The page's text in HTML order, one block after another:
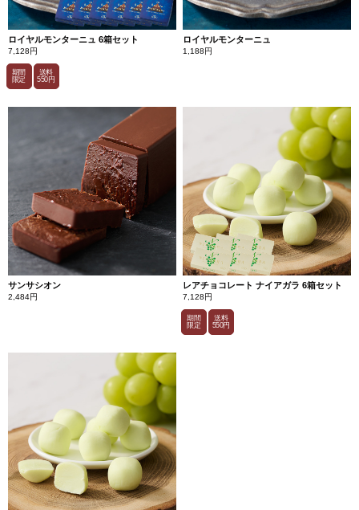
ロイヤルモンターニュ 6箱セット
7,128円
期間
限定
送料
550円
ロイヤルモンターニュ
1,188円
サンサシオン
2,484円
レアチョコレート ナイアガラ 6箱セット
7,128円
期間
限定
送料
550円